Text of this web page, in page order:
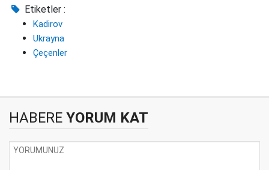
Etiketler :
Kadirov
Ukrayna
Çeçenler
HABERE YORUM KAT